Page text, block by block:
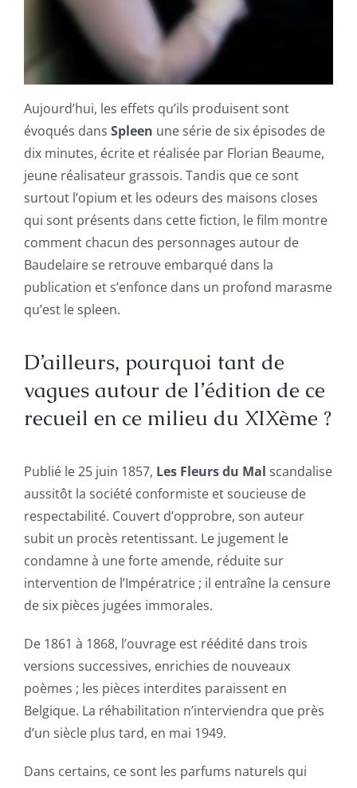
Aujourd’hui, les effets qu’ils produisent sont
évoqués dans Spleen une série de six épisodes de
dix minutes, écrite et réalisée par Florian Beaume,
jeune réalisateur grassois. Tandis que ce sont
surtout l’opium et les odeurs des maisons closes
qui sont présents dans cette fiction, le film montre
comment chacun des personnages autour de
Baudelaire se retrouve embarqué dans la
publication et s’enfonce dans un profond marasme
qu’est le spleen.
D’ailleurs, pourquoi tant de
vagues autour de l’édition de ce
recueil en ce milieu du XIXème ?
Publié le 25 juin 1857, Les Fleurs du Mal scandalise
aussitôt la société conformiste et soucieuse de
respectabilité. Couvert d’opprobre, son auteur
subit un procès retentissant. Le jugement le
condamne à une forte amende, réduite sur
intervention de l’Impératrice ; il entraîne la censure
de six pièces jugées immorales.
De 1861 à 1868, l’ouvrage est réédité dans trois
versions successives, enrichies de nouveaux
poèmes ; les pièces interdites paraissent en
Belgique. La réhabilitation n’interviendra que près
d’un siècle plus tard, en mai 1949.
Dans certains, ce sont les parfums naturels qui